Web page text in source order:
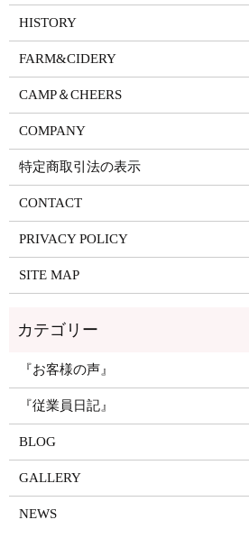
HISTORY
FARM&CIDERY
CAMP＆CHEERS
COMPANY
特定商取引法の表示
CONTACT
PRIVACY POLICY
SITE MAP
『お客様の声』
『従業員日記』
BLOG
GALLERY
NEWS